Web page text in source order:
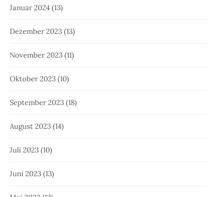
Januar 2024 (13)
Dezember 2023 (13)
November 2023 (11)
Oktober 2023 (10)
September 2023 (18)
August 2023 (14)
Juli 2023 (10)
Juni 2023 (13)